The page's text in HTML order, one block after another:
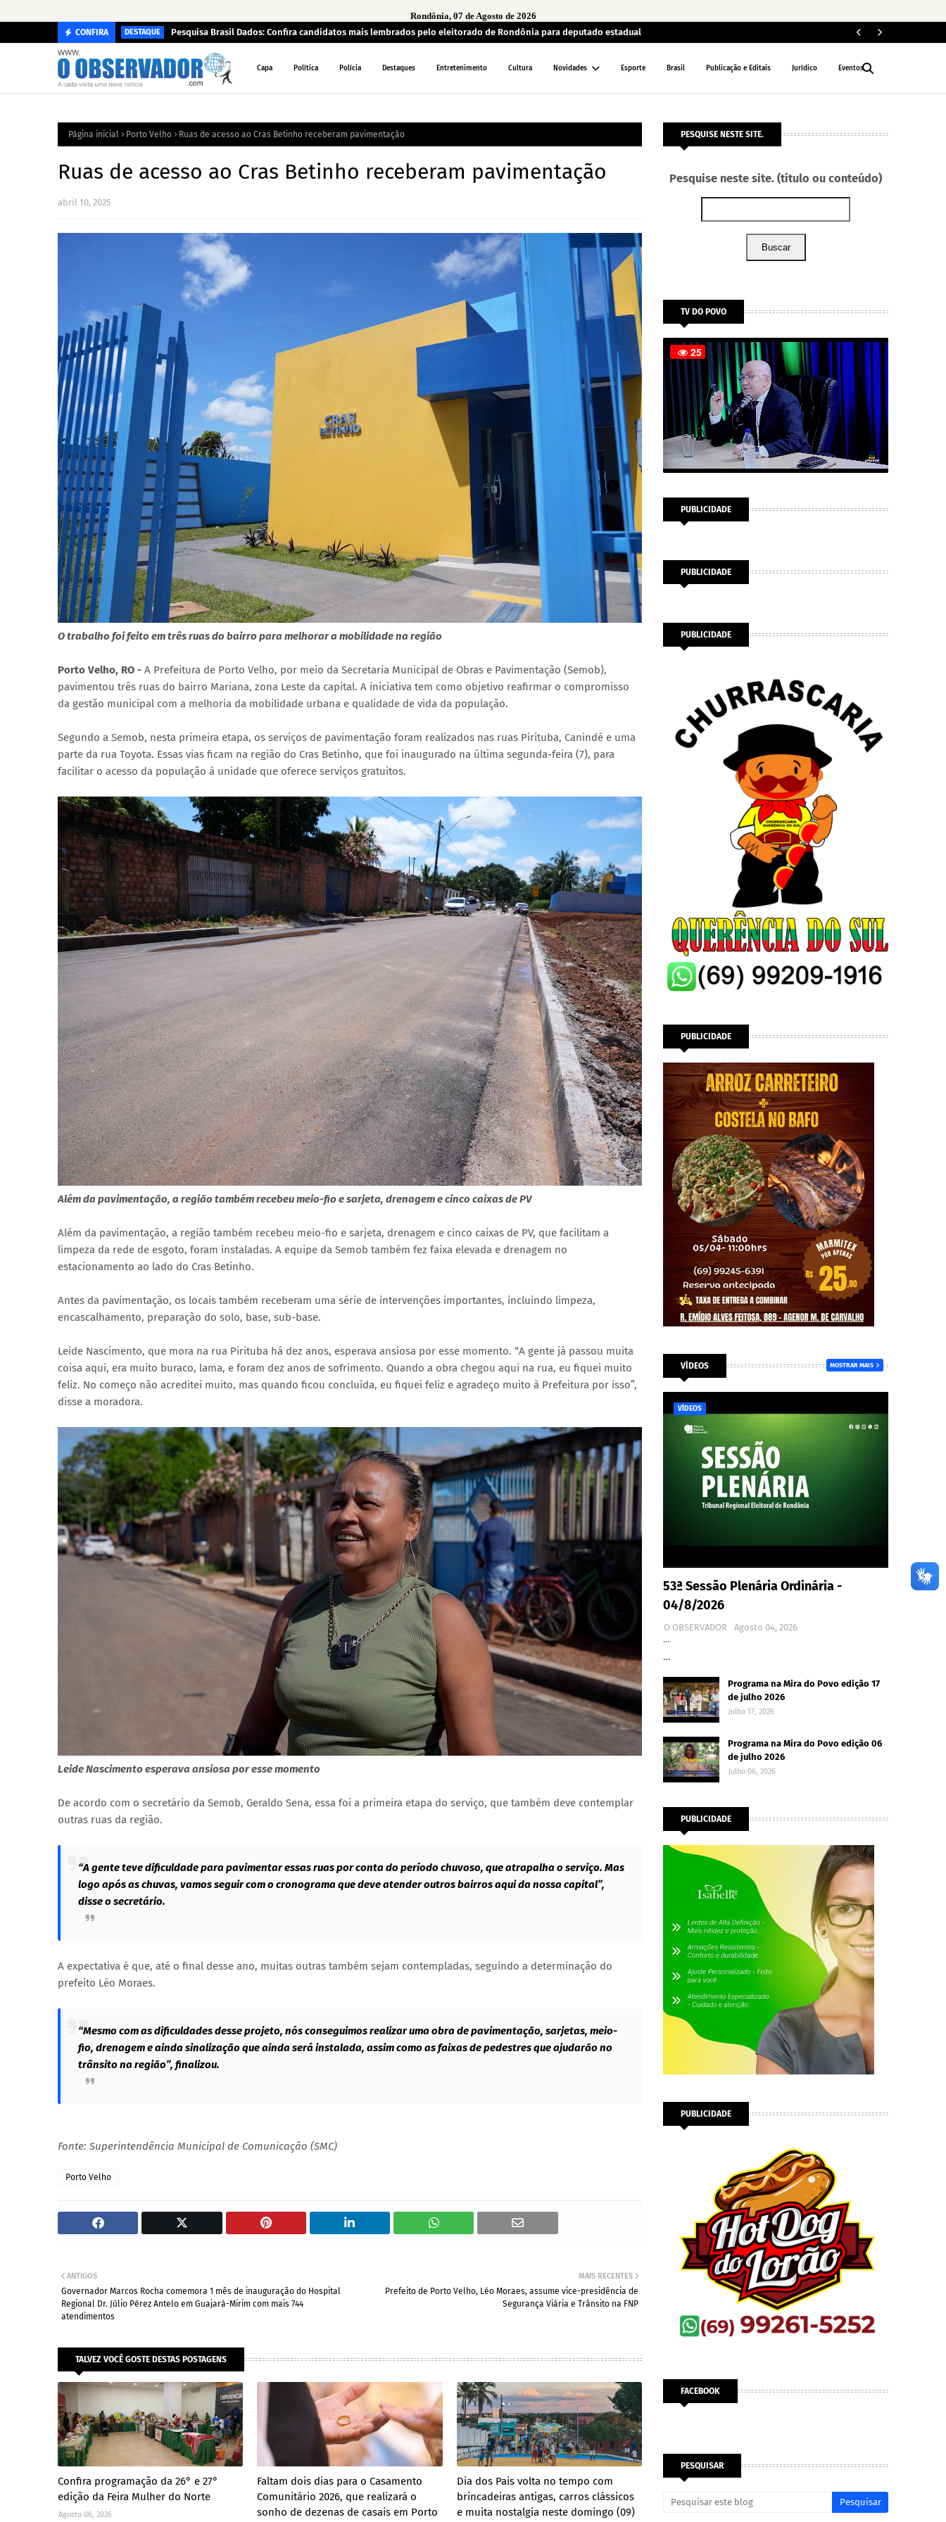
Rondônia, 07 de Agosto de 2026
CONFIRA DESTAQUE Pesquisa Brasil Dados: Confira candidatos mais lembrados pelo eleitorado de Rondônia para deputado estadual
Capa Política Polícia Destaques Entretenimento Cultura Novidades Esporte Brasil Publicação e Editais Jurídico Eventos
Página inicial Porto Velho Ruas de acesso ao Cras Betinho receberam pavimentação
Ruas de acesso ao Cras Betinho receberam pavimentação
abril 10, 2025
O trabalho foi feito em três ruas do bairro para melhorar a mobilidade na região
Porto Velho, RO - A Prefeitura de Porto Velho, por meio da Secretaria Municipal de Obras e Pavimentação (Semob),
pavimentou três ruas do bairro Mariana, zona Leste da capital. A iniciativa tem como objetivo reafirmar o compromisso
da gestão municipal com a melhoria da mobilidade urbana e qualidade de vida da população.
Segundo a Semob, nesta primeira etapa, os serviços de pavimentação foram realizados nas ruas Pirituba, Canindé e uma
parte da rua Toyota. Essas vias ficam na região do Cras Betinho, que foi inaugurado na última segunda-feira (7), para
facilitar o acesso da população à unidade que oferece serviços gratuitos.
Além da pavimentação, a região também recebeu meio-fio e sarjeta, drenagem e cinco caixas de PV
Além da pavimentação, a região também recebeu meio-fio e sarjeta, drenagem e cinco caixas de PV, que facilitam a
limpeza da rede de esgoto, foram instaladas. A equipe da Semob também fez faixa elevada e drenagem no
estacionamento ao lado do Cras Betinho.
Antes da pavimentação, os locais também receberam uma série de intervenções importantes, incluindo limpeza,
encascalhamento, preparação do solo, base, sub-base.
Leide Nascimento, que mora na rua Pirituba há dez anos, esperava ansiosa por esse momento. “A gente já passou muita
coisa aqui, era muito buraco, lama, e foram dez anos de sofrimento. Quando a obra chegou aqui na rua, eu fiquei muito
feliz. No começo não acreditei muito, mas quando ficou concluída, eu fiquei feliz e agradeço muito à Prefeitura por isso”,
disse a moradora.
Leide Nascimento esperava ansiosa por esse momento
De acordo com o secretário da Semob, Geraldo Sena, essa foi a primeira etapa do serviço, que também deve contemplar
outras ruas da região.
“A gente teve dificuldade para pavimentar essas ruas por conta do período chuvoso, que atrapalha o serviço. Mas
logo após as chuvas, vamos seguir com o cronograma que deve atender outros bairros aqui da nossa capital”,
disse o secretário.
A expectativa é que, até o final desse ano, muitas outras também sejam contempladas, seguindo a determinação do
prefeito Léo Moraes.
“Mesmo com as dificuldades desse projeto, nós conseguimos realizar uma obra de pavimentação, sarjetas, meio-
fio, drenagem e ainda sinalização que ainda será instalada, assim como as faixas de pedestres que ajudarão no
trânsito na região”, finalizou.
Fonte: Superintendência Municipal de Comunicação (SMC)
Porto Velho
MAIS RECENTES
Prefeito de Porto Velho, Léo Moraes, assume vice-presidência de
Segurança Viária e Trânsito na FNP
ANTIGOS
Governador Marcos Rocha comemora 1 mês de inauguração do Hospital
Regional Dr. Júlio Pérez Antelo em Guajará-Mirim com mais 744
atendimentos
TALVEZ VOCÊ GOSTE DESTAS POSTAGENS
Confira programação da 26° e 27°
edição da Feira Mulher do Norte
Agosto 06, 2026
Faltam dois dias para o Casamento
Comunitário 2026, que realizará o
sonho de dezenas de casais em Porto
Dia dos Pais volta no tempo com
brincadeiras antigas, carros clássicos
e muita nostalgia neste domingo (09)
PESQUISE NESTE SITE.
Pesquise neste site. (título ou conteúdo)
Buscar
TV DO POVO
PUBLICIDADE
PUBLICIDADE
PUBLICIDADE
PUBLICIDADE
VÍDEOS MOSTRAR MAIS
VÍDEOS
53ª Sessão Plenária Ordinária -
04/8/2026
O OBSERVADOR
Agosto 04, 2026
…
…
Programa na Mira do Povo edição 17
de julho 2026
Julho 17, 2026
Programa na Mira do Povo edição 06
de julho 2026
Julho 06, 2026
PUBLICIDADE
PUBLICIDADE
FACEBOOK
PESQUISAR